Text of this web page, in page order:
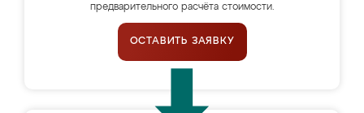
предварительного расчёта стоимости.
ОСТАВИТЬ ЗАЯВКУ